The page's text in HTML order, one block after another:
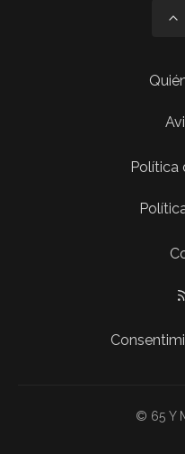
Política
© 65 Y